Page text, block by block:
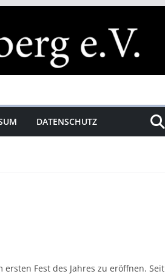
DATENSCHUTZ
Fest des Jahres zu eröffnen. Seit